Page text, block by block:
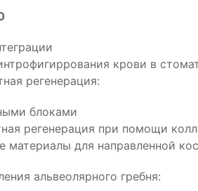
крови в
регенерация:
блоками
регенерация при помощи
материалы для направленной
альвеолярного гребня: